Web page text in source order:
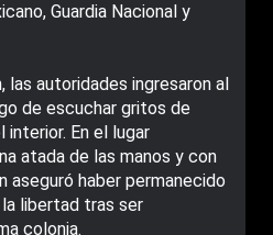
Guardia Nacional y
las autoridades ingresaron al
de escuchar gritos de
interior. En el lugar
atada de las manos y con
aseguró haber permanecido
la libertad tras ser
colonia.